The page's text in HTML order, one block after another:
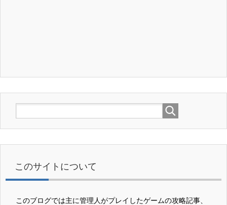
このサイトについて
このブログでは主に管理人がプレイしたゲームの攻略記事、